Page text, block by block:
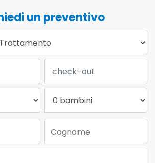
un preventivo